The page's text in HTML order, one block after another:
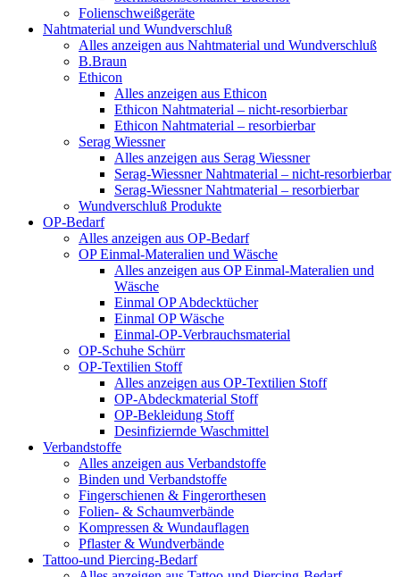
Folienschweißgeräte
Nahtmaterial und Wundverschluß
Alles anzeigen aus Nahtmaterial und Wundverschluß
B.Braun
Ethicon
Alles anzeigen aus Ethicon
Ethicon Nahtmaterial – nicht-resorbierbar
Ethicon Nahtmaterial – resorbierbar
Serag Wiessner
Alles anzeigen aus Serag Wiessner
Serag-Wiessner Nahtmaterial – nicht-resorbierbar
Serag-Wiessner Nahtmaterial – resorbierbar
Wundverschluß Produkte
OP-Bedarf
Alles anzeigen aus OP-Bedarf
OP Einmal-Materalien und Wäsche
Alles anzeigen aus OP Einmal-Materalien und
Wäsche
Einmal OP Abdecktücher
Einmal OP Wäsche
Einmal-OP-Verbrauchsmaterial
OP-Schuhe Schürr
OP-Textilien Stoff
Alles anzeigen aus OP-Textilien Stoff
OP-Abdeckmaterial Stoff
OP-Bekleidung Stoff
Desinfiziernde Waschmittel
Verbandstoffe
Alles anzeigen aus Verbandstoffe
Binden und Verbandstoffe
Fingerschienen & Fingerorthesen
Folien- & Schaumverbände
Kompressen & Wundauflagen
Pflaster & Wundverbände
Tattoo-und Piercing-Bedarf